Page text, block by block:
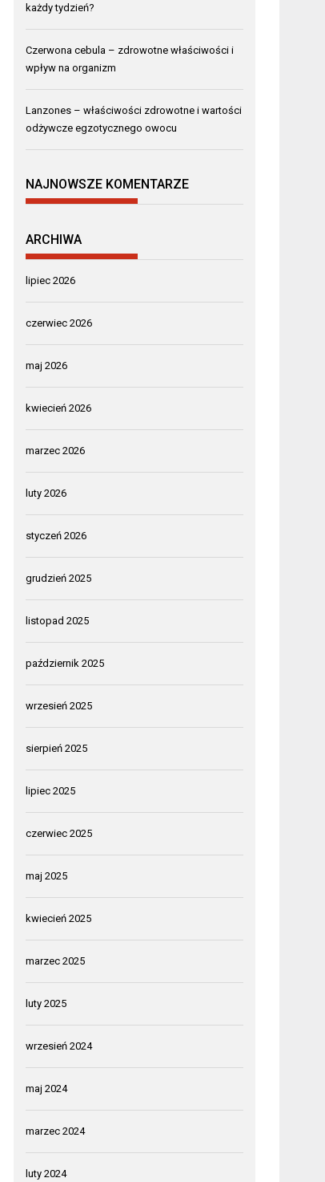
każdy tydzień?
Czerwona cebula – zdrowotne właściwości i
wpływ na organizm
Lanzones – właściwości zdrowotne i wartości
odżywcze egzotycznego owocu
NAJNOWSZE KOMENTARZE
ARCHIWA
lipiec 2026
czerwiec 2026
maj 2026
kwiecień 2026
marzec 2026
luty 2026
styczeń 2026
grudzień 2025
listopad 2025
październik 2025
wrzesień 2025
sierpień 2025
lipiec 2025
czerwiec 2025
maj 2025
kwiecień 2025
marzec 2025
luty 2025
wrzesień 2024
maj 2024
marzec 2024
luty 2024